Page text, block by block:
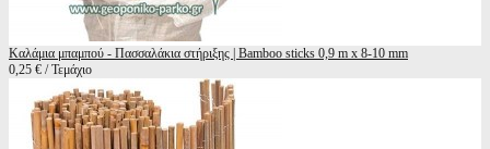
Καλάμια μπαμπού - Πασσαλάκια στήριξης | Bamboo sticks 0,9 m x 8-10 mm
0,25 € / Τεμάχιο